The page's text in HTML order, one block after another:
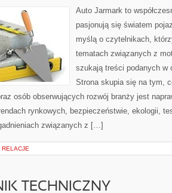
Auto Jarmark to
pasjonują się światem
myślą o czytelnikach,
tematach związanych z
szukają treści podanych
Strona skupia się na tym,
osób obserwujących rozwój branży jest
rynkowych, bezpieczeństwie, ekologii,
związanych z […]
RELACJE
TECHNICZNY